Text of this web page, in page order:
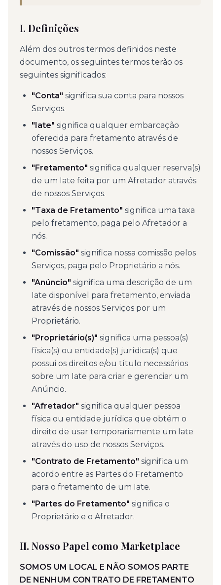
I. Definições
Além dos outros termos definidos neste
documento, os seguintes termos terão os
seguintes significados:
"Conta" significa sua conta para nossos
Serviços.
"Iate" significa qualquer embarcação
oferecida para fretamento através de
nossos Serviços.
"Fretamento" significa qualquer reserva(s)
de um Iate feita por um Afretador através
de nossos Serviços.
"Taxa de Fretamento" significa uma taxa
pelo fretamento, paga pelo Afretador a
nós.
"Comissão" significa nossa comissão pelos
Serviços, paga pelo Proprietário a nós.
"Anúncio" significa uma descrição de um
Iate disponível para fretamento, enviada
através de nossos Serviços por um
Proprietário.
"Proprietário(s)" significa uma pessoa(s)
física(s) ou entidade(s) jurídica(s) que
possui os direitos e/ou título necessários
sobre um Iate para criar e gerenciar um
Anúncio.
"Afretador" significa qualquer pessoa
física ou entidade jurídica que obtém o
direito de usar temporariamente um Iate
através do uso de nossos Serviços.
"Contrato de Fretamento" significa um
acordo entre as Partes do Fretamento
para o fretamento de um Iate.
"Partes do Fretamento" significa o
Proprietário e o Afretador.
II. Nosso Papel como Marketplace
SOMOS UM LOCAL E NÃO SOMOS PARTE
DE NENHUM CONTRATO DE FRETAMENTO